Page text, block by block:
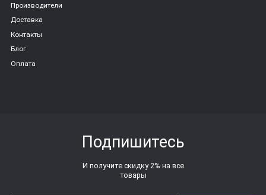
Производители
Доставка
Контакты
Блог
Оплата
Подпишитесь
И получите скидку 2% на все
товары